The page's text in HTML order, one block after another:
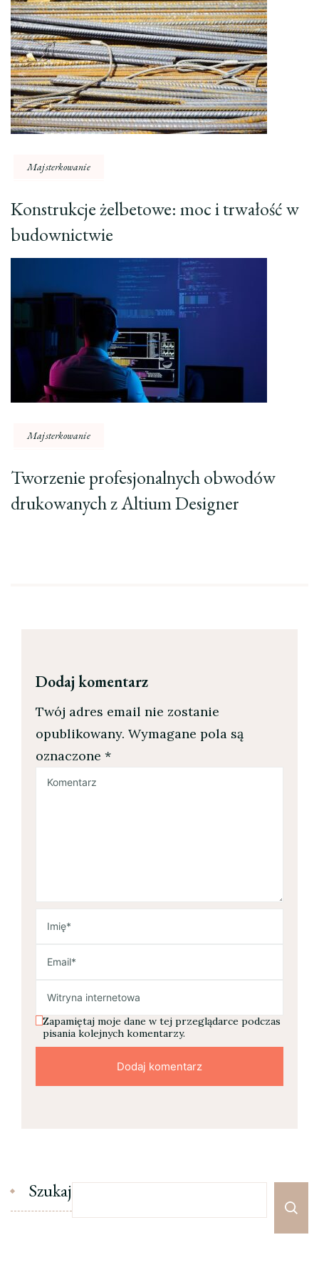
Majsterkowanie
Konstrukcje żelbetowe: moc i trwałość w
budownictwie
Majsterkowanie
Tworzenie profesjonalnych obwodów
drukowanych z Altium Designer
Dodaj komentarz
Twój adres email nie zostanie
opublikowany. Wymagane pola są
oznaczone *
Zapamiętaj moje dane w tej przeglądarce podczas
pisania kolejnych komentarzy.
Szukaj